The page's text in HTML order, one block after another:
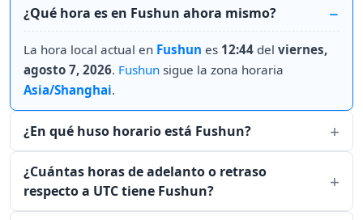
¿Qué hora es en Fushun ahora mismo?
La hora local actual en Fushun es 12:44 del viernes,
agosto 7, 2026. Fushun sigue la zona horaria
Asia/Shanghai.
¿En qué huso horario está Fushun?
¿Cuántas horas de adelanto o retraso
respecto a UTC tiene Fushun?